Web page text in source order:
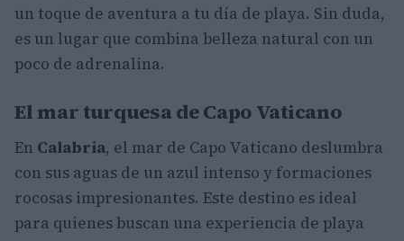
un toque de aventura a tu día de playa. Sin duda,
es un lugar que combina belleza natural con un
poco de adrenalina.
El mar turquesa de Capo Vaticano
En Calabria, el mar de Capo Vaticano deslumbra
con sus aguas de un azul intenso y formaciones
rocosas impresionantes. Este destino es ideal
para quienes buscan una experiencia de playa